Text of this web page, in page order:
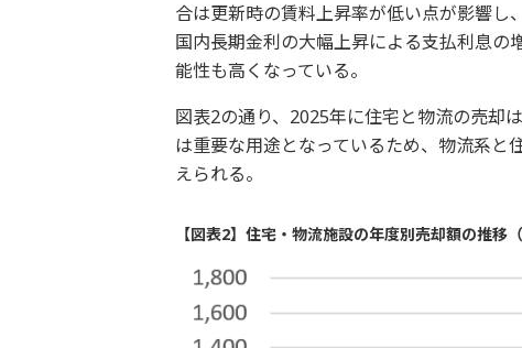
合は更新時の賃料上昇率が低い点が影響し
国内長期金利の大幅上昇による支払利息
能性も高くなっている。
図表2の通り、2025年に住宅と物流の売却
は重要な用途となっているため、物流系と
えられる。
【図表2】住宅・物流施設の年度別売却額の推移